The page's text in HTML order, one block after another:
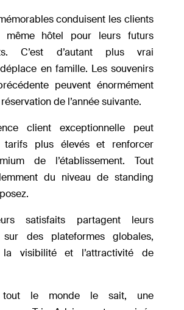
conduisent les clients
hôtel pour leurs futurs
C’est d’autant plus vrai
en famille. Les souvenirs
peuvent énormément
de l’année suivante.
client exceptionnelle peut
tarifs plus élevés et renforcer
de l’établissement. Tout
du niveau de standing
satisfaits partagent leurs
sur des plateformes globales,
la visibilité et l’attractivité de
tout le monde le sait, une